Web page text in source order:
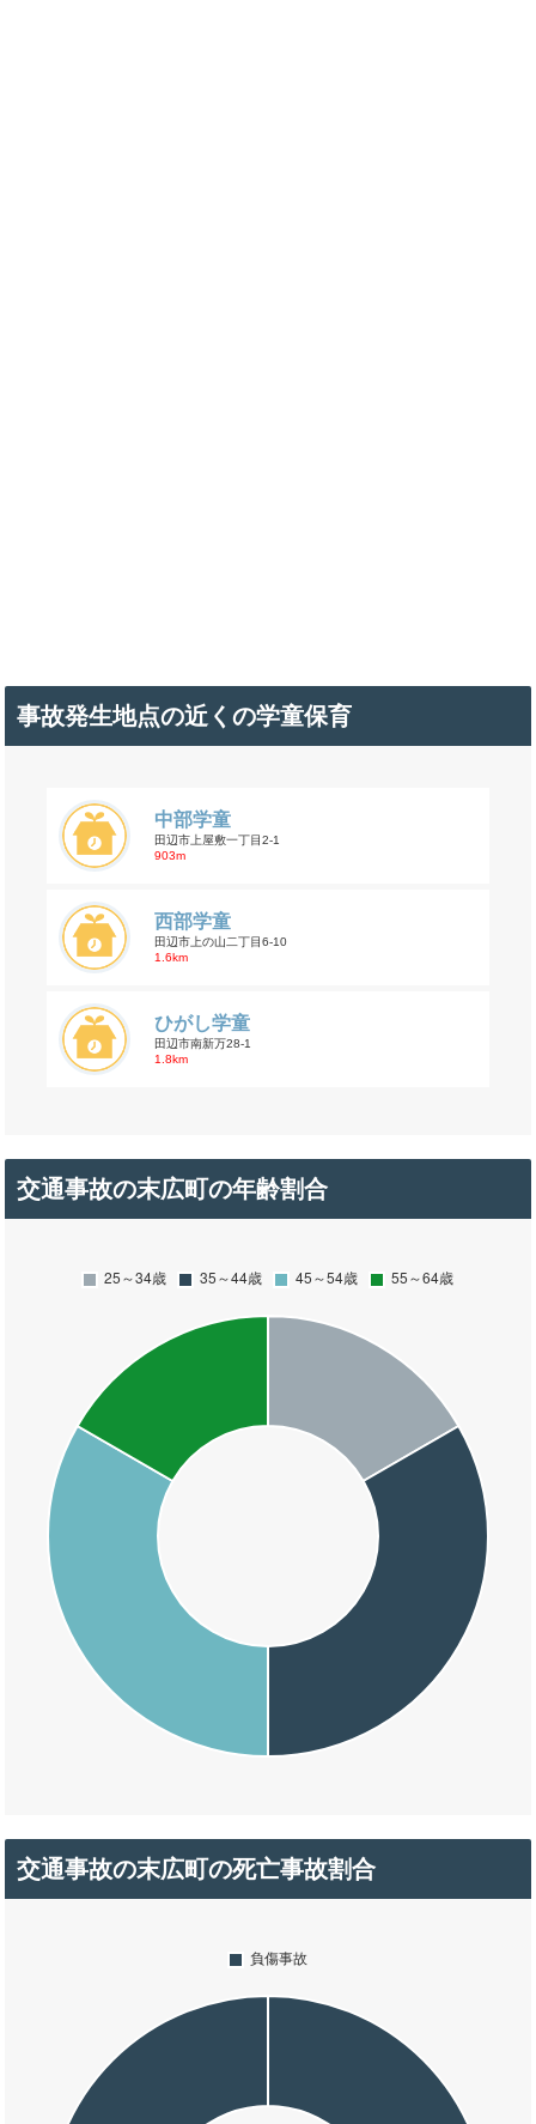
事故発生地点の近くの学童保育
中部学童
田辺市上屋敷一丁目2-1
903m
西部学童
田辺市上の山二丁目6-10
1.6km
ひがし学童
田辺市南新万28-1
1.8km
交通事故の末広町の年齢割合
交通事故の末広町の死亡事故割合